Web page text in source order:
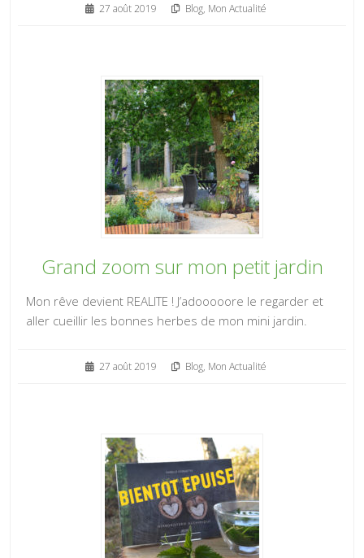
27 août 2019 Blog, Mon Actualité
Grand zoom sur mon petit jardin
Mon rêve devient REALITE ! J’adooooore le regarder et
aller cueillir les bonnes herbes de mon mini jardin.
27 août 2019 Blog, Mon Actualité